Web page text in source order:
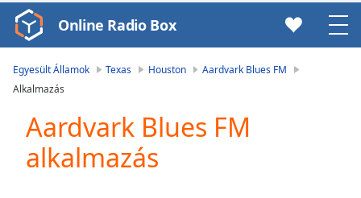
Video
Player
loading.
Video
Play
Skip
Backward
Online Radio Box
Egyesült Államok Texas Houston
Aardvark Blues FM
Alkalmazás
Aardvark Blues FM
alkalmazás